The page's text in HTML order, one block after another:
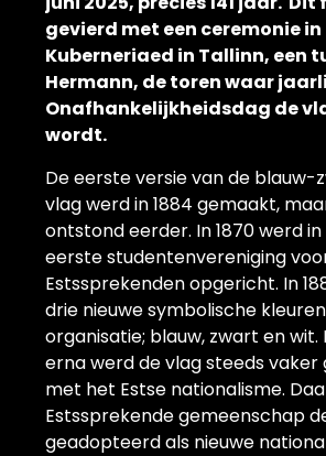
gevierd met een ceremonie in
Kuberneriaed in Tallinn, een
Hermann, de toren waar
Onafhankelijkheidsdag de
wordt.
De eerste versie van de
vlag werd in 1884 gemaakt,
ontstond eerder. In 1870 werd
eerste studentenvereniging
Estssprekenden opgericht. In
drie nieuwe symbolische
organisatie; blauw, zwart en wit.
erna werd de vlag steeds vaker
met het Estse nationalisme.
Estssprekende gemeenschap
geadopteerd als nieuwe